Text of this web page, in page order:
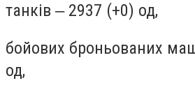
танків ‒ 2937 (+0) од,
бойових броньованих
од,